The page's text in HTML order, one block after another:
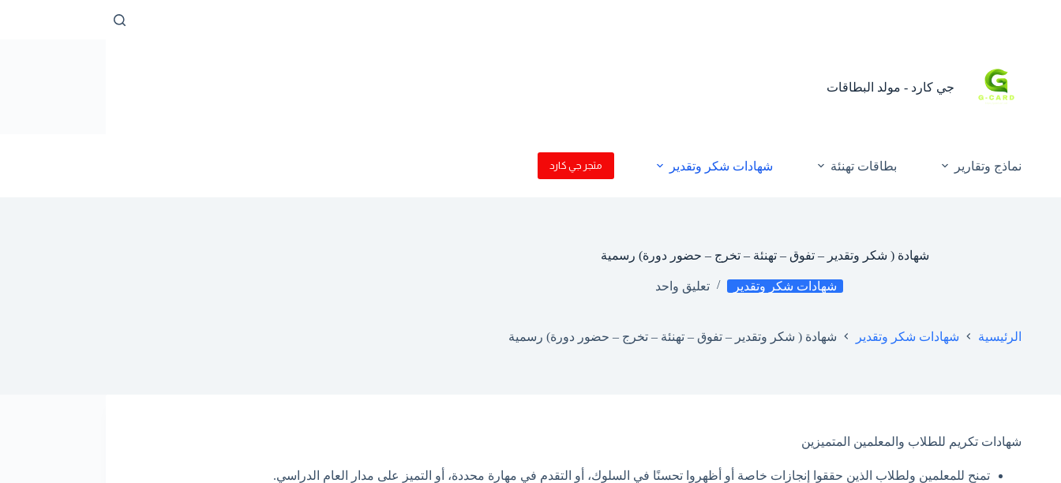
جي كارد - مولد البطاقات
نماذج وتقارير بطاقات تهنئة شهادات شكر وتقدير متجر جي كارد
شهادة ( شكر وتقدير – تفوق – تهنئة – تخرج – حضور دورة) رسمية
شهادات شكر وتقدير تعليق واحد
الرئيسية شهادات شكر وتقدير شهادة ( شكر وتقدير – تفوق – تهنئة – تخرج – حضور دورة) رسمية
شهادات تكريم للطلاب والمعلمين المتميزين
تمنح للمعلمين ولطلاب الذين حققوا إنجازات خاصة أو أظهروا تحسنًا في السلوك، أو التقدم في مهارة محددة، أو التميز على مدار العام الدراسي.